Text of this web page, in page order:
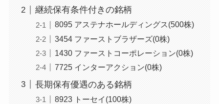
継続保有条件付きの銘柄
8095 アステナホールディングス(500株)
3454 ファーストブラザーズ(0株)
1430 ファーストコーポレーション(0株)
7725 インターアクション(0株)
長期保有優遇のある銘柄
8923 トーセイ(100株)